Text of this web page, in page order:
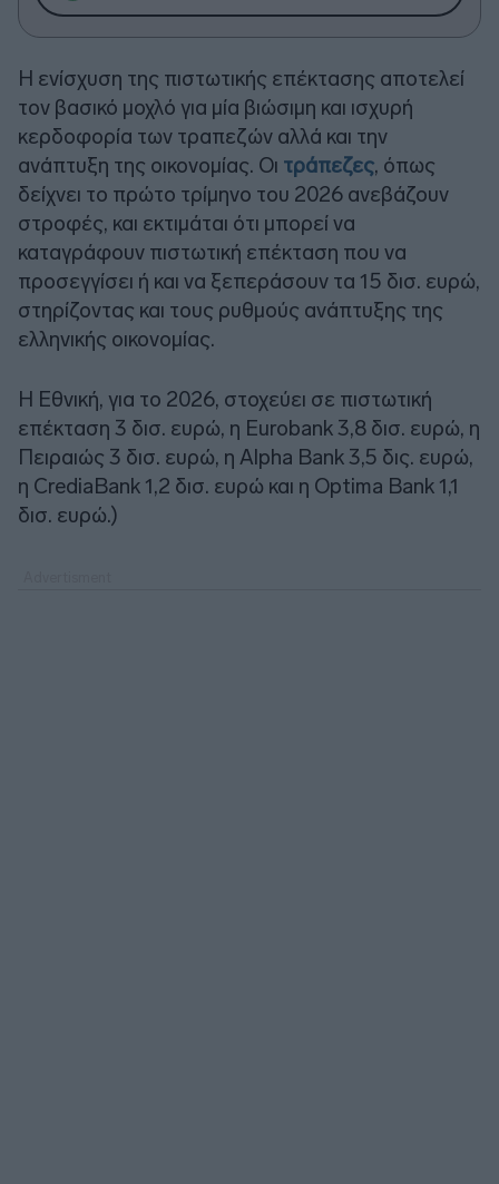
Η ενίσχυση της πιστωτικής επέκτασης αποτελεί
τον βασικό μοχλό για μία βιώσιμη και ισχυρή
κερδοφορία των τραπεζών αλλά και την
ανάπτυξη της οικονομίας. Οι τράπεζες, όπως
δείχνει το πρώτο τρίμηνο του 2026 ανεβάζουν
στροφές, και εκτιμάται ότι μπορεί να
καταγράφουν πιστωτική επέκταση που να
προσεγγίσει ή και να ξεπεράσουν τα 15 δισ. ευρώ,
στηρίζοντας και τους ρυθμούς ανάπτυξης της
ελληνικής οικονομίας.
Η Εθνική, για το 2026, στοχεύει σε πιστωτική
επέκταση 3 δισ. ευρώ, η Eurobank 3,8 δισ. ευρώ, η
Πειραιώς 3 δισ. ευρώ, η Alpha Bank 3,5 δις. ευρώ,
η CrediaBank 1,2 δισ. ευρώ και η Optima Bank 1,1
δισ. ευρώ.)